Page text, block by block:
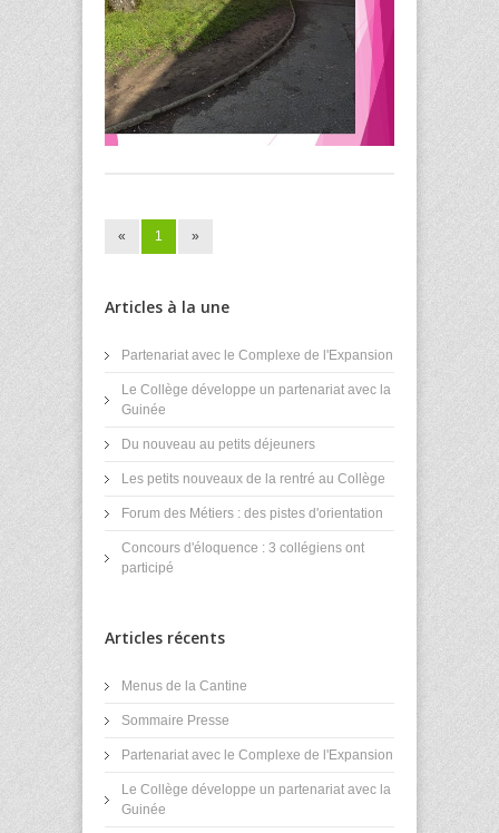
« 1 »
Articles à la une
Partenariat avec le Complexe de l'Expansion
Le Collège développe un partenariat avec la
Guinée
Du nouveau au petits déjeuners
Les petits nouveaux de la rentré au Collège
Forum des Métiers : des pistes d'orientation
Concours d'éloquence : 3 collégiens ont
participé
Articles récents
Menus de la Cantine
Sommaire Presse
Partenariat avec le Complexe de l'Expansion
Le Collège développe un partenariat avec la
Guinée